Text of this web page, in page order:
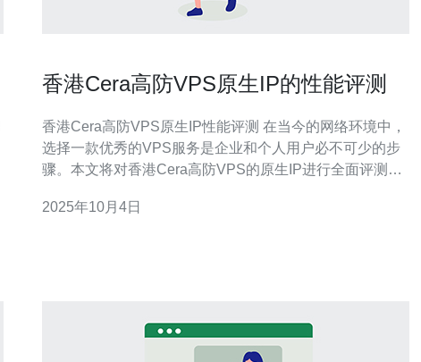
香港Cera高防VPS原生IP的性能评测
香港Cera高防VPS原生IP性能评测 在当今的网络环境中，
选择一款优秀的VPS服务是企业和个人用户必不可少的步
骤。本文将对香港Cera高防VPS的原生IP进行全面评测，
2025年10月4日